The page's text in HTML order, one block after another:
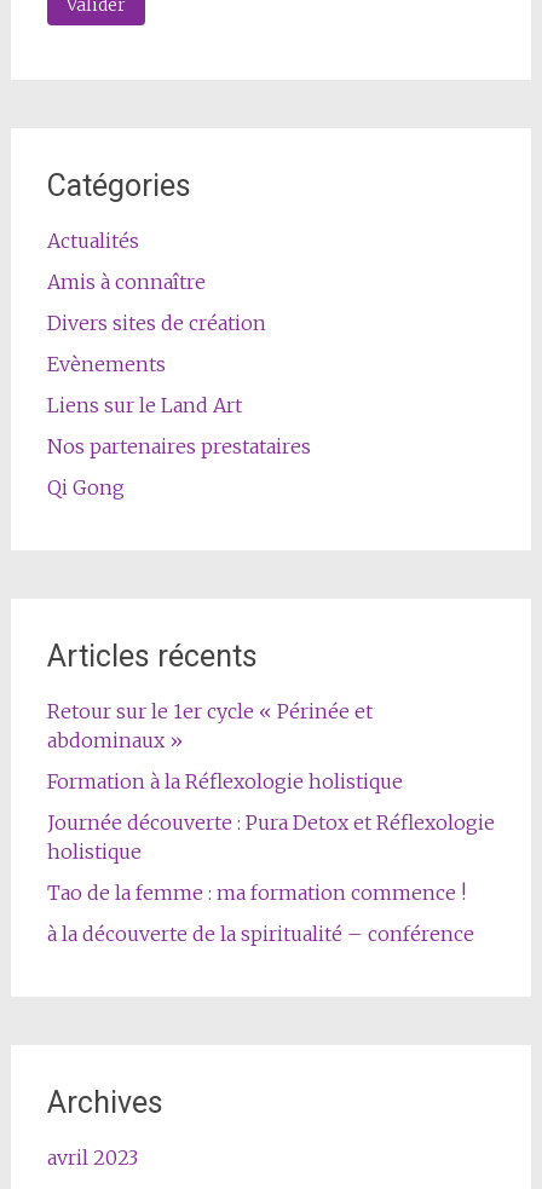
Catégories
Actualités
Amis à connaître
Divers sites de création
Evènements
Liens sur le Land Art
Nos partenaires prestataires
Qi Gong
Articles récents
Retour sur le 1er cycle « Périnée et
abdominaux »
Formation à la Réflexologie holistique
Journée découverte : Pura Detox et Réflexologie
holistique
Tao de la femme : ma formation commence !
à la découverte de la spiritualité – conférence
Archives
avril 2023